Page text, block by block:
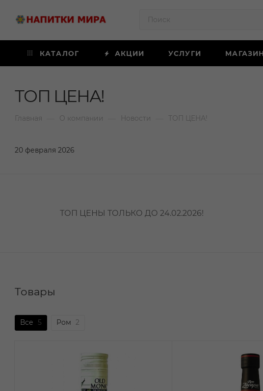
КАТАЛОГ АКЦИИ УСЛУГИ
ТОП ЦЕНА!
Главная О компании Новости ТОП ЦЕНА!
20 февраля 2026
ТОП ЦЕНЫ ТОЛЬКО ДО 24.02.2026!
Товары
Все 5 Ром 2